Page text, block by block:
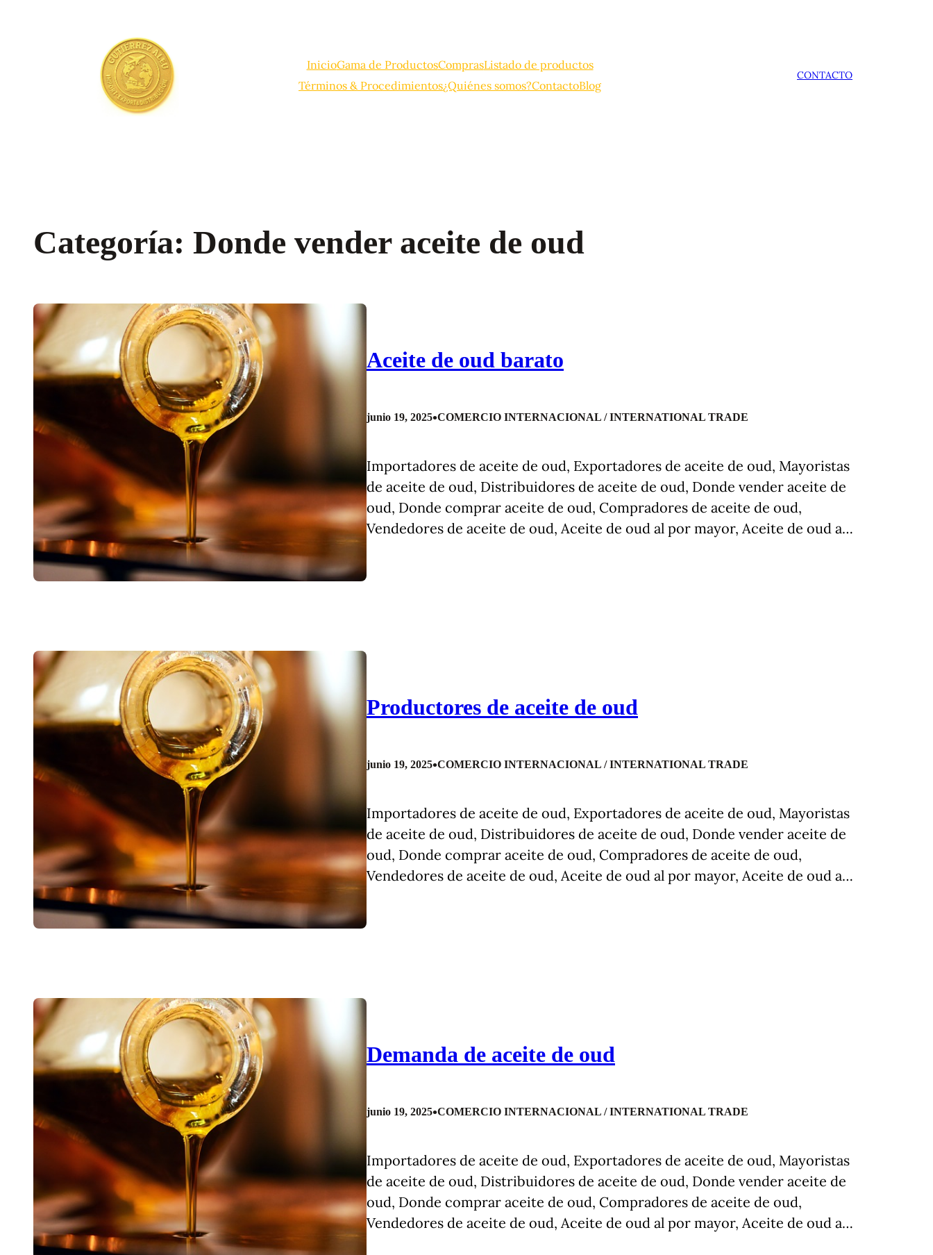
InicioGama de ProductosComprasListado de productos
Términos & Procedimientos¿Quiénes somos?ContactoBlog
CONTACTO
Categoría: Donde vender aceite de oud
Aceite de oud barato
junio 19, 2025•COMERCIO INTERNACIONAL / INTERNATIONAL TRADE
Importadores de aceite de oud, Exportadores de aceite de oud, Mayoristas
de aceite de oud, Distribuidores de aceite de oud, Donde vender aceite de
oud, Donde comprar aceite de oud, Compradores de aceite de oud,
Vendedores de aceite de oud, Aceite de oud al por mayor, Aceite de oud a…
Productores de aceite de oud
junio 19, 2025•COMERCIO INTERNACIONAL / INTERNATIONAL TRADE
Importadores de aceite de oud, Exportadores de aceite de oud, Mayoristas
de aceite de oud, Distribuidores de aceite de oud, Donde vender aceite de
oud, Donde comprar aceite de oud, Compradores de aceite de oud,
Vendedores de aceite de oud, Aceite de oud al por mayor, Aceite de oud a…
Demanda de aceite de oud
junio 19, 2025•COMERCIO INTERNACIONAL / INTERNATIONAL TRADE
Importadores de aceite de oud, Exportadores de aceite de oud, Mayoristas
de aceite de oud, Distribuidores de aceite de oud, Donde vender aceite de
oud, Donde comprar aceite de oud, Compradores de aceite de oud,
Vendedores de aceite de oud, Aceite de oud al por mayor, Aceite de oud a…